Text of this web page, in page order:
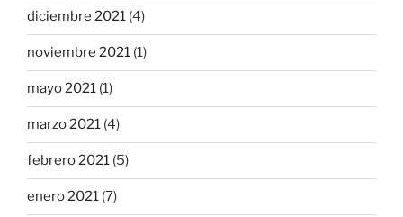
diciembre 2021 (4)
noviembre 2021 (1)
mayo 2021 (1)
marzo 2021 (4)
febrero 2021 (5)
enero 2021 (7)